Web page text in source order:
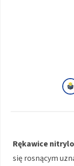
Rękawice
się rosnącym